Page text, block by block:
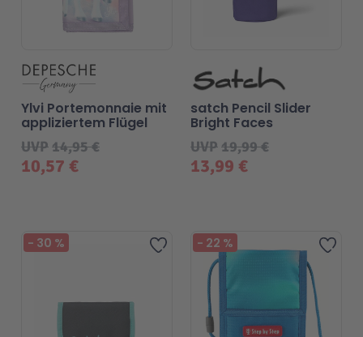
10,57 €
UVP14,95 €
Ylvi Portemonnaie mit
appliziertem Flügel
13,99 €
UVP19,99 €
satch Pencil Slider
Bright Faces
Zur Wunschliste hinzufügen
- 30 % Zur
- 22 %